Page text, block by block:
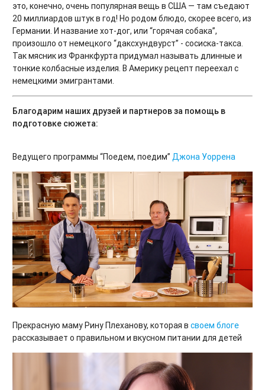
это, конечно, очень популярная вещь в США — там съедают
20 миллиардов штук в год! Но родом блюдо, скорее всего, из
Германии. И название хот-дог, или “горячая собака”,
произошло от немецкого “даксхундвурст” - сосиска-такса.
Так мясник из Франкфурта придумал называть длинные и
тонкие колбасные изделия. В Америку рецепт переехал с
немецкими эмигрантами.
Благодарим наших друзей и партнеров за помощь в
подготовке сюжета:
Ведущего программы “Поедем, поедим” Джона Уоррена
Прекрасную маму Рину Плеханову, которая в своем блоге
рассказывает о правильном и вкусном питании для детей